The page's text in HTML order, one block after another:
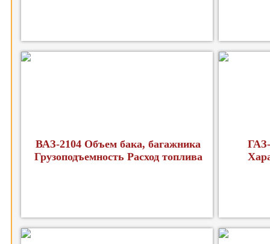
ВАЗ-2104 Объем бака, багажника
Грузоподъемность Расход топлива